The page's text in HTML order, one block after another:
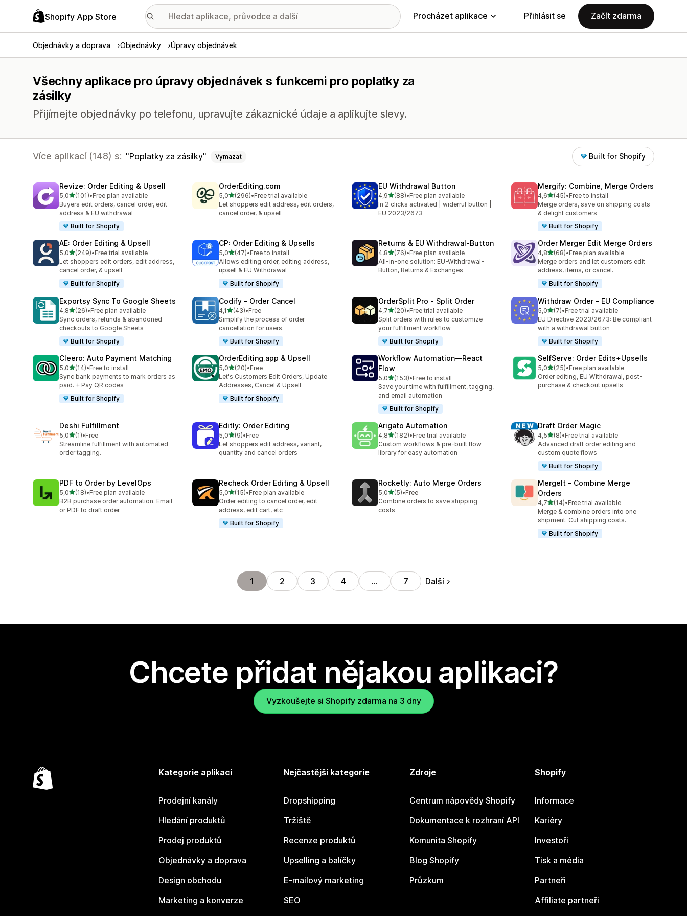
Shopify App Store Procházet aplikace Přihlásit se Začít zdarma
Objednávky a doprava Objednávky Úpravy objednávek
Všechny aplikace pro úpravy objednávek s funkcemi pro poplatky za
zásilky
Přijímejte objednávky po telefonu, upravujte zákaznické údaje a aplikujte slevy.
Více aplikací (148) s: Poplatky za zásilky Vymazat Built for Shopify
Revize: Order Editing & Upsell
5,0z 5 hvězd
(101)
Celkový počet recenzí: 101
•Free plan available
Buyers edit orders, cancel order, edit
address & EU withdrawal
Built for Shopify
OrderEditing.com
5,0z 5 hvězd
(296)
Celkový počet recenzí: 296
•Free trial available
Let shoppers edit address, edit orders,
cancel order, & upsell
EU Withdrawal Button
4,9z 5 hvězd
(88)
Celkový počet recenzí: 88
•Free plan available
In 2 clicks activated | widerruf button |
EU 2023/2673
Mergify: Combine, Merge Orders
4,6z 5 hvězd
(45)
Celkový počet recenzí: 45
•Free to install
Merge orders, save on shipping costs
& delight customers
Built for Shopify
AE: Order Editing & Upsell
5,0z 5 hvězd
(249)
Celkový počet recenzí: 249
•Free trial available
Let shoppers edit orders, edit address,
cancel order, & upsell
Built for Shopify
CP: Order Editing & Upsells
5,0z 5 hvězd
(47)
Celkový počet recenzí: 47
•Free to install
Allows editing order, editing address,
upsell & EU Withdrawal
Built for Shopify
Returns & EU Withdrawal‑Button
4,8z 5 hvězd
(76)
Celkový počet recenzí: 76
•Free plan available
All-in-one solution: EU-Withdrawal-
Button, Returns & Exchanges
Order Merger Edit Merge Orders
4,8z 5 hvězd
(68)
Celkový počet recenzí: 68
•Free plan available
Merge orders and let customers edit
address, items, or cancel.
Built for Shopify
Exportsy Sync To Google Sheets
4,8z 5 hvězd
(26)
Celkový počet recenzí: 26
•Free plan available
Sync orders, refunds & abandoned
checkouts to Google Sheets
Built for Shopify
Codify ‑ Order Cancel
4,1z 5 hvězd
(43)
Celkový počet recenzí: 43
•Free
Simplify the process of order
cancellation for users.
Built for Shopify
OrderSplit Pro ‑ Split Order
4,7z 5 hvězd
(20)
Celkový počet recenzí: 20
•Free trial available
Split orders with rules to customize
your fulfillment workflow
Built for Shopify
Withdraw Order ‑ EU Compliance
5,0z 5 hvězd
(7)
Celkový počet recenzí: 7
•Free trial available
EU Directive 2023/2673: Be compliant
with a withdrawal button
Built for Shopify
Cleero: Auto Payment Matching
5,0z 5 hvězd
(14)
Celkový počet recenzí: 14
•Free to install
Sync bank payments to mark orders as
paid. + Pay QR codes
Built for Shopify
OrderEditing.app & Upsell
5,0z 5 hvězd
(20)
Celkový počet recenzí: 20
•Free
Let's Customers Edit Orders, Update
Addresses, Cancel & Upsell
Built for Shopify
Workflow Automation—React
Flow
5,0z 5 hvězd
(153)
Celkový počet recenzí: 153
•Free to install
Save your time with fulfillment, tagging,
and email automation
Built for Shopify
SelfServe: Order Edits+Upsells
5,0z 5 hvězd
(25)
Celkový počet recenzí: 25
•Free plan available
Order editing, EU Withdrawal, post-
purchase & checkout upsells
Deshi Fulfillment
5,0z 5 hvězd
(1)
Celkový počet recenzí: 1
•Free
Streamline fulfillment with automated
order tagging.
Editly: Order Editing
5,0z 5 hvězd
(9)
Celkový počet recenzí: 9
•Free
Let shoppers edit address, variant,
quantity and cancel orders
Arigato Automation
4,8z 5 hvězd
(182)
Celkový počet recenzí: 182
•Free trial available
Custom workflows & pre-built flow
library for easy automation
Draft Order Magic
4,5z 5 hvězd
(8)
Celkový počet recenzí: 8
•Free trial available
Advanced draft order editing and
custom quote flows
Built for Shopify
PDF to Order by LevelOps
5,0z 5 hvězd
(18)
Celkový počet recenzí: 18
•Free plan available
B2B purchase order automation. Email
or PDF to draft order.
Recheck Order Editing & Upsell
5,0z 5 hvězd
(15)
Celkový počet recenzí: 15
•Free plan available
Order editing to cancel order, edit
address, edit cart, etc
Built for Shopify
Rocketly: Auto Merge Orders
5,0z 5 hvězd
(5)
Celkový počet recenzí: 5
•Free
Combine orders to save shipping
costs
MergeIt ‑ Combine Merge
Orders
4,7z 5 hvězd
(14)
Celkový počet recenzí: 14
•Free trial available
Merge & combine orders into one
shipment. Cut shipping costs.
Built for Shopify
1 2 3 4 … 7 Další
Chcete přidat nějakou aplikaci?
Vyzkoušejte si Shopify zdarma na 3 dny
Kategorie aplikací
Prodejní kanály
Hledání produktů
Prodej produktů
Objednávky a doprava
Design obchodu
Marketing a konverze
Nejčastější kategorie
Dropshipping
Tržiště
Recenze produktů
Upselling a balíčky
E-mailový marketing
SEO
Zdroje
Centrum nápovědy Shopify
Dokumentace k rozhraní API
Komunita Shopify
Blog Shopify
Průzkum
Shopify
Informace
Kariéry
Investoři
Tisk a média
Partneři
Affiliate partneři